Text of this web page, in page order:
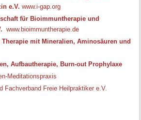
e.V. www.i-gap.org
für Bioimmuntherapie und
www.bioimmuntherapie.de
Therapie mit Mineralien, Aminosäuren und
Aufbautherapie, Burn-out Prophylaxe
Meditationspraxis
Fachverband Freie Heilpraktiker e.V.